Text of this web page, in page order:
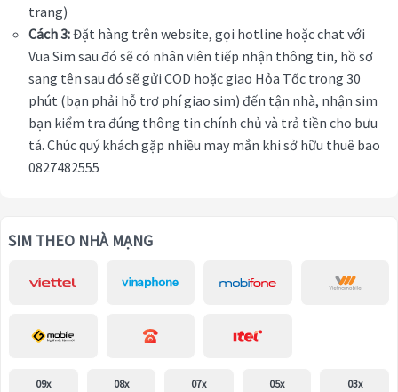
trang)
Cách 3:Đặt hàng trên website, gọi hotline hoặc chat với
Vua Sim sau đó sẽ có nhân viên tiếp nhận thông tin, hồ sơ
sang tên sau đó sẽ gửi COD hoặc giao Hỏa Tốc trong 30
phút (bạn phải hỗ trợ phí giao sim) đến tận nhà, nhận sim
bạn kiểm tra đúng thông tin chính chủ và trả tiền cho bưu
tá. Chúc quý khách gặp nhiều may mắn khi sở hữu thuê bao
0827482555
SIM THEO NHÀ MẠNG
09x 08x 07x 05x 03x